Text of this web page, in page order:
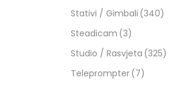
Stativi / Gimbali (340)
Steadicam (3)
Studio / Rasvjeta (325)
Teleprompter(7)